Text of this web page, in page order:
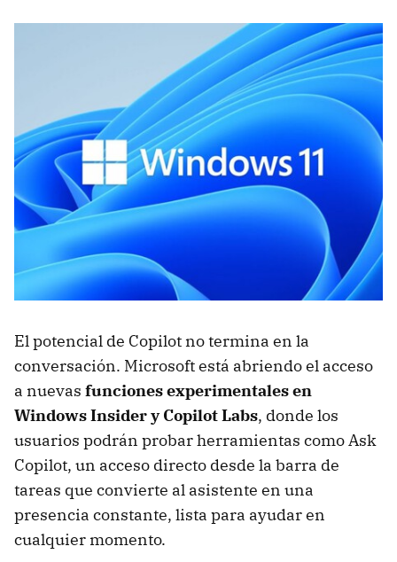
El potencial de Copilot no termina en la
conversación. Microsoft está abriendo el acceso
a nuevas funciones experimentales en
Windows Insider y Copilot Labs, donde los
usuarios podrán probar herramientas como Ask
Copilot, un acceso directo desde la barra de
tareas que convierte al asistente en una
presencia constante, lista para ayudar en
cualquier momento.